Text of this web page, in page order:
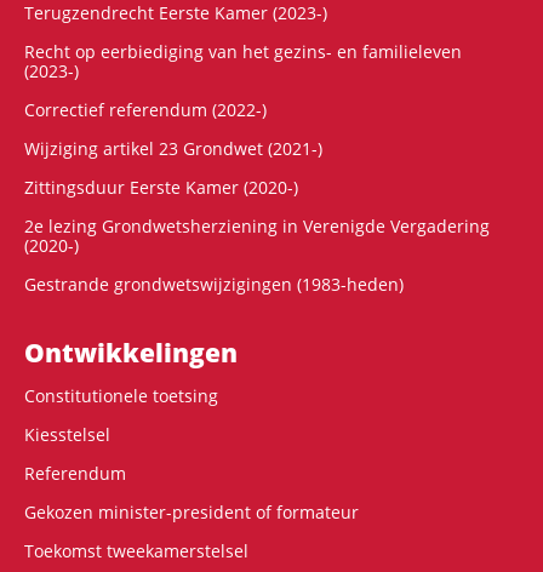
Terugzendrecht Eerste Kamer (2023-)
Recht op eerbiediging van het gezins- en familieleven
(2023-)
Correctief referendum (2022-)
Wijziging artikel 23 Grondwet (2021-)
Zittingsduur Eerste Kamer (2020-)
2e lezing Grondwetsherziening in Verenigde Vergadering
(2020-)
Gestrande grondwetswijzigingen (1983-heden)
Ontwikke­lingen
Constitutionele toetsing
Kiesstelsel
Referendum
Gekozen minister-president of formateur
Toekomst tweekamerstelsel